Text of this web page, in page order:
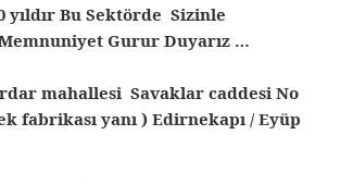
yıldır Bu Sektörde Sizinle
Memnuniyet Gurur Duyarız …
mahallesi Savaklar caddesi No
fabrikası yanı ) Edirnekapı / Eyüp